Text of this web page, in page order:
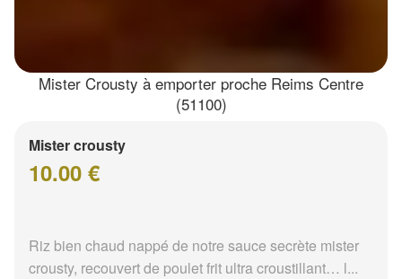
Mister Crousty à emporter proche Reims Centre
(51100)
Mister crousty
10.00 €
Riz bien chaud nappé de notre sauce secrète mister
crousty, recouvert de poulet frit ultra croustillant… l...